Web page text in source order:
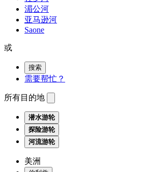
湄公河
亚马逊河
Saone
或
搜索
需要帮忙？
所有目的地
潜水游轮
探险游轮
河流游轮
美洲